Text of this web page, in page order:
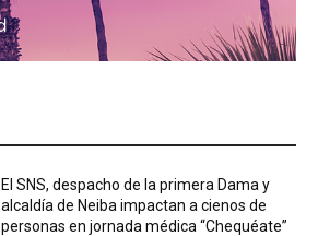
El SNS, despacho de la primera Dama y
alcaldía de Neiba impactan a cienos de
personas en jornada médica “Chequéate”